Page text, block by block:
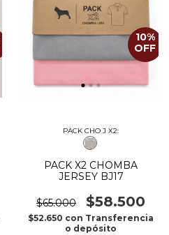
10%
OFF
PACK CHO J X2:
PACK X2 CHOMBA
JERSEY BJ17
$65.000 $58.500
$52.650 con Transferencia
o depósito